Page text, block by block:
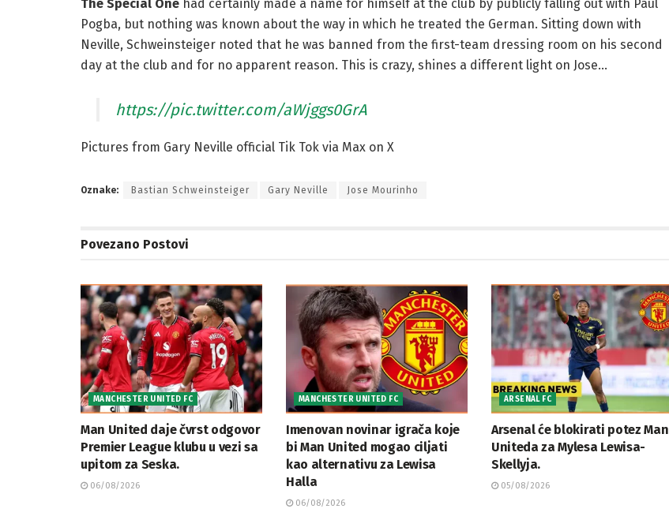
The Special One had certainly made a name for himself at the club by publicly falling out with Paul
Pogba, but nothing was known about the way in which he treated the German. Sitting down with
Neville, Schweinsteiger noted that he was banned from the first-team dressing room on his second
day at the club and for no apparent reason. This is crazy, shines a different light on Jose…
https://pic.twitter.com/aWjggs0GrA
Pictures from Gary Neville official Tik Tok via Max on X
Oznake: Bastian Schweinsteiger Gary Neville Jose Mourinho
Povezano Postovi
MANCHESTER UNITED FC
Man United daje čvrst odgovor
Premier League klubu u vezi sa
upitom za Seska.
06/08/2026
MANCHESTER UNITED FC
Imenovan novinar igrača koje
bi Man United mogao ciljati
kao alternativu za Lewisa
Halla
06/08/2026
ARSENAL FC
Arsenal će blokirati potez Man
Uniteda za Mylesa Lewisa-
Skellyja.
05/08/2026